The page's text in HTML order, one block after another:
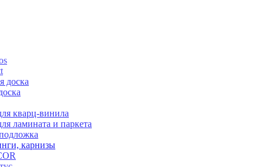
доска
кварц-винила
ламината и паркета
карнизы